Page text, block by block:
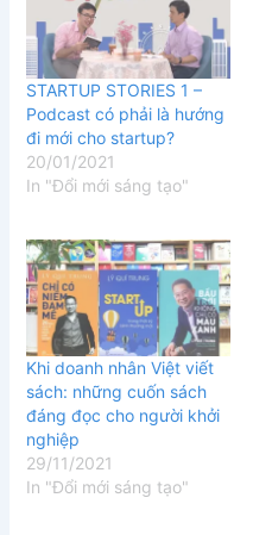
STARTUP STORIES 1 –
Podcast có phải là hướng
đi mới cho startup?
20/01/2021
In "Đổi mới sáng tạo"
Khi doanh nhân Việt viết
sách: những cuốn sách
đáng đọc cho người khởi
nghiệp
29/11/2021
In "Đổi mới sáng tạo"